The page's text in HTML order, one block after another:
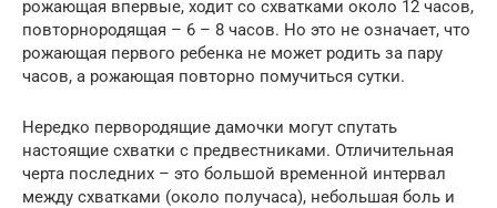
рожающая впервые, ходит со схватками около 12 часов,
повторнородящая – 6 – 8 часов. Но это не означает, что
рожающая первого ребенка не может родить за пару
часов, а рожающая повторно помучиться сутки.
Нередко первородящие дамочки могут спутать
настоящие схватки с предвестниками. Отличительная
черта последних – это большой временной интервал
между схватками (около получаса), небольшая боль и